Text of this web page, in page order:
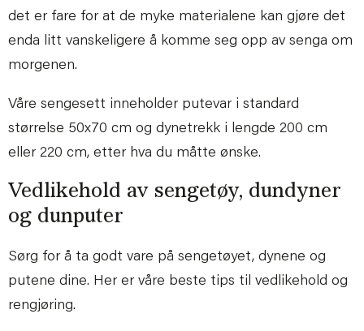
det er fare for at de myke materialene kan gjøre det
enda litt vanskeligere å komme seg opp av senga om
morgenen.
Våre sengesett inneholder putevar i standard
størrelse 50x70 cm og dynetrekk i lengde 200 cm
eller 220 cm, etter hva du måtte ønske.
Vedlikehold av sengetøy, dundyner
og dunputer
Sørg for å ta godt vare på sengetøyet, dynene og
putene dine. Her er våre beste tips til vedlikehold og
rengjøring.